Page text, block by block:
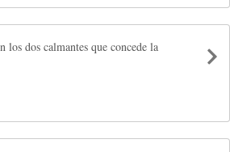
los dos calmantes que concede la